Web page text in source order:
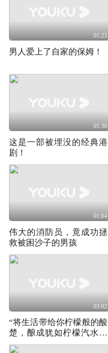
01:23
男人爱上了自家的保姆！
01:30
这是一部被埋没的经典港
剧！
01:04
伟大的消防员，竟成功拯
救被困沙子的男孩
03:02
“将生活带给你柠檬般的酸
楚，酿成犹如柠檬汽水般
的甘甜”